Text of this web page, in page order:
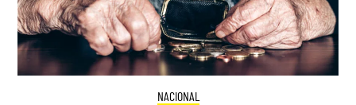
NACIONAL